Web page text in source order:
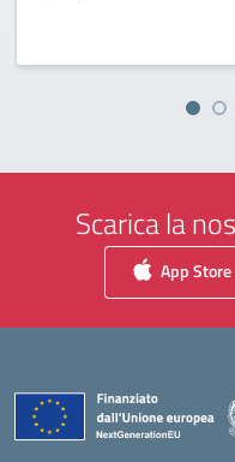
Scarica la
App Store